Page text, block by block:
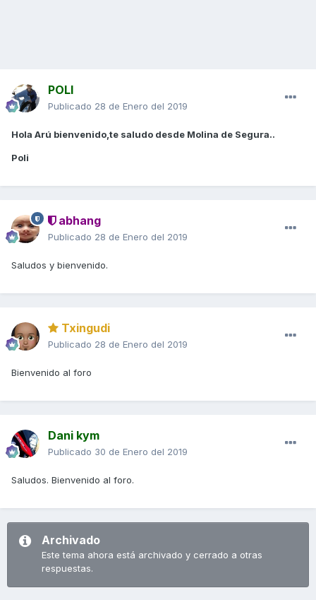
POLI
Publicado 28 de Enero del 2019
Hola Arú bienvenido,te saludo desde Molina de Segura..
Poli
abhang
Publicado 28 de Enero del 2019
Saludos y bienvenido.
Txingudi
Publicado 28 de Enero del 2019
Bienvenido al foro
Dani kym
Publicado 30 de Enero del 2019
Saludos. Bienvenido al foro.
Archivado
Este tema ahora está archivado y cerrado a otras
respuestas.